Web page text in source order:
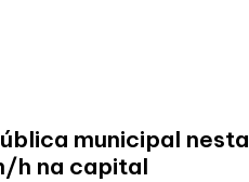
municipal nesta
h na capital